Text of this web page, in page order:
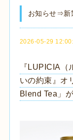
お知らせ⇒新
2026-05-29
『LUPICIA
いの約束』オ
Blend Tea」